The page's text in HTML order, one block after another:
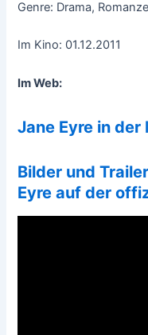
Genre: Drama,
Im Kino: 01.12.2011
Im Web:
Jane Eyre in der
Bilder und
Eyre auf der